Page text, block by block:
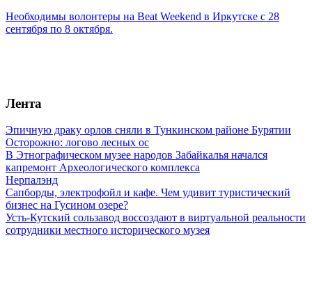
Необходимы волонтеры на Beat Weekend в Иркутске с 28
сентября по 8 октября.
Лента
Эпичную драку орлов сняли в Тункинском районе Бурятии
Осторожно: логово лесных ос
В Этнографическом музее народов Забайкалья начался
капремонт Археологического комплекса
Нерпалэнд
Сапборды, электрофойл и кафе. Чем удивит туристический
бизнес на Гусином озере?
Усть-Кутский сользавод воссоздают в виртуальной реальности
сотрудники местного исторического музея